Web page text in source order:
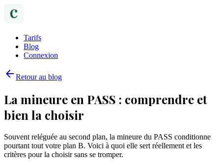
Tarifs
Blog
Connexion
arrow_back Retour au blog
La mineure en PASS : comprendre et
bien la choisir
Souvent reléguée au second plan, la mineure du PASS conditionne
pourtant tout votre plan B. Voici à quoi elle sert réellement et les
critères pour la choisir sans se tromper.